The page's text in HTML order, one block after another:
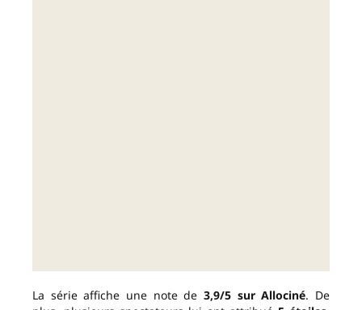
La série affiche une note de 3,9/5 sur Allociné. De